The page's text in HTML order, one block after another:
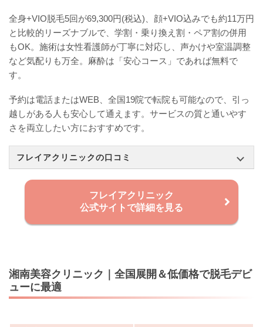
全身+VIO脱毛5回が69,300円(税込)、顔+VIO込みでも約11万円
と比較的リーズナブルで、学割・乗り換え割・ペア割の併用
もOK。施術は女性看護師が丁寧に対応し、声かけや室温調整
など気配りも万全。麻酔は「安心コース」であれば無料で
す。
予約は電話またはWEB、全国19院で転院も可能なので、引っ
越しがある人も安心して通えます。サービスの質と通いやす
さを両立したい方におすすめです。
フレイアクリニックの口コミ
フレイアクリニック
公式サイトで詳細を見る
湘南美容クリニック｜全国展開＆低価格で脱毛デビ
ューに最適